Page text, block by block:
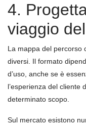
4.
viaggio
La mappa del percorso
diversi. Il formato
d’uso, anche se è
l’esperienza del cliente
determinato scopo.
Sul mercato esistono